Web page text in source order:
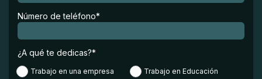
Número de teléfono*
¿A qué te dedicas?*
Trabajo en una empresa
Trabajo en Educación